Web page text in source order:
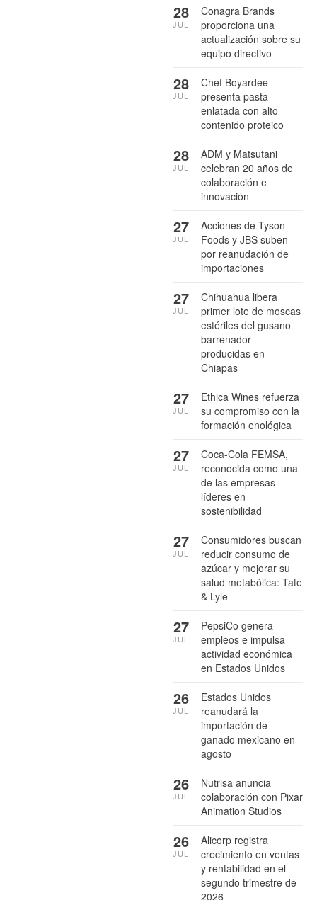
Conagra Brands
proporciona una
actualización sobre su
equipo directivo
28
JUL
Chef Boyardee
presenta pasta
enlatada con alto
contenido proteico
28
JUL
ADM y Matsutani
celebran 20 años de
colaboración e
innovación
28
JUL
Acciones de Tyson
Foods y JBS suben
por reanudación de
importaciones
27
JUL
Chihuahua libera
primer lote de moscas
estériles del gusano
barrenador
producidas en
Chiapas
27
JUL
Ethica Wines refuerza
su compromiso con la
formación enológica
27
JUL
Coca-Cola FEMSA,
reconocida como una
de las empresas
líderes en
sostenibilidad
27
JUL
Consumidores buscan
reducir consumo de
azúcar y mejorar su
salud metabólica: Tate
& Lyle
27
JUL
PepsiCo genera
empleos e impulsa
actividad económica
en Estados Unidos
27
JUL
Estados Unidos
reanudará la
importación de
ganado mexicano en
agosto
26
JUL
Nutrisa anuncia
colaboración con Pixar
Animation Studios
26
JUL
Alicorp registra
crecimiento en ventas
y rentabilidad en el
segundo trimestre de
2026
26
JUL